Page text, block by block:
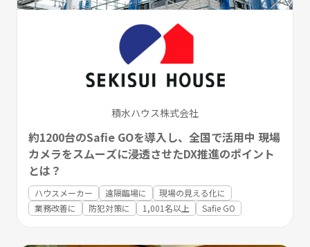
積水ハウス株式会社
約1200台のSafie GOを導入し、全国で活用中 現場
カメラをスムーズに浸透させたDX推進のポイント
とは？
ハウスメーカー 遠隔臨場に
現場の見える化に
業務改善に
防犯対策に 1,001名以上 Safie GO